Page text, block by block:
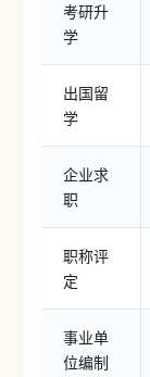
考研升
学
出国留
学
企业求
职
职称评
定
事业单
位编制